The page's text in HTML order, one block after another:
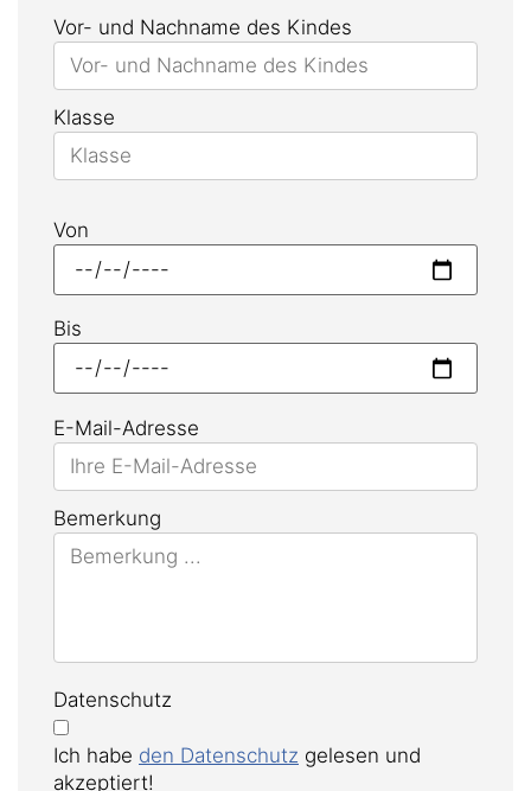
Vor- und Nachname des Kindes
Klasse
Von
Bis
E-Mail-Adresse
Bemerkung
Datenschutz
Ich habe den Datenschutz gelesen und
akzeptiert!